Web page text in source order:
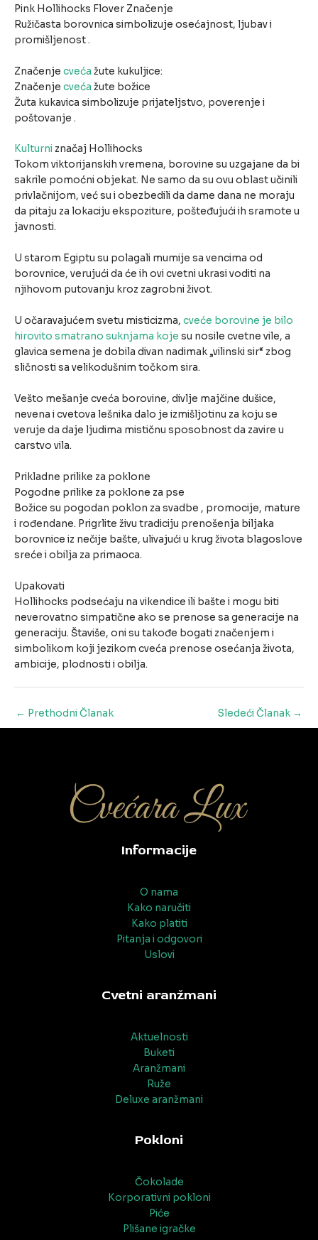
Pink Hollihocks Flover Značenje
Ružičasta borovnica simbolizuje osećajnost, ljubav i
promišljenost .
Značenje cveća žute kukuljice:
Značenje cveća žute božice
Žuta kukavica simbolizuje prijateljstvo, poverenje i
poštovanje .
Kulturni značaj Hollihocks
Tokom viktorijanskih vremena, borovine su uzgajane da bi
sakrile pomoćni objekat. Ne samo da su ovu oblast učinili
privlačnijom, već su i obezbedili da dame dana ne moraju
da pitaju za lokaciju ekspoziture, pošteđujući ih sramote u
javnosti.
U starom Egiptu su polagali mumije sa vencima od
borovnice, verujući da će ih ovi cvetni ukrasi voditi na
njihovom putovanju kroz zagrobni život.
U očaravajućem svetu misticizma, cveće borovine je bilo
hirovito smatrano suknjama koje su nosile cvetne vile, a
glavica semena je dobila divan nadimak „vilinski sir“ zbog
sličnosti sa velikodušnim točkom sira.
Vešto mešanje cveća borovine, divlje majčine dušice,
nevena i cvetova lešnika dalo je izmišljotinu za koju se
veruje da daje ljudima mističnu sposobnost da zavire u
carstvo vila.
Prikladne prilike za poklone
Pogodne prilike za poklone za pse
Božice su pogodan poklon za svadbe , promocije, mature
i rođendane. Prigrlite živu tradiciju prenošenja biljaka
borovnice iz nečije bašte, ulivajući u krug života blagoslove
sreće i obilja za primaoca.
Upakovati
Hollihocks podsećaju na vikendice ili bašte i mogu biti
neverovatno simpatične ako se prenose sa generacije na
generaciju. Štaviše, oni su takođe bogati značenjem i
simbolikom koji jezikom cveća prenose osećanja života,
ambicije, plodnosti i obilja.
Post
← Prethodni Članak Sledeći Članak →
Informacije
O nama
Kako naručiti
Kako platiti
Pitanja i odgovori
Uslovi
Cvetni aranžmani
Aktuelnosti
Buketi
Aranžmani
Ruže
Deluxe aranžmani
Pokloni
Čokolade
Korporativni pokloni
Piće
Plišane igračke